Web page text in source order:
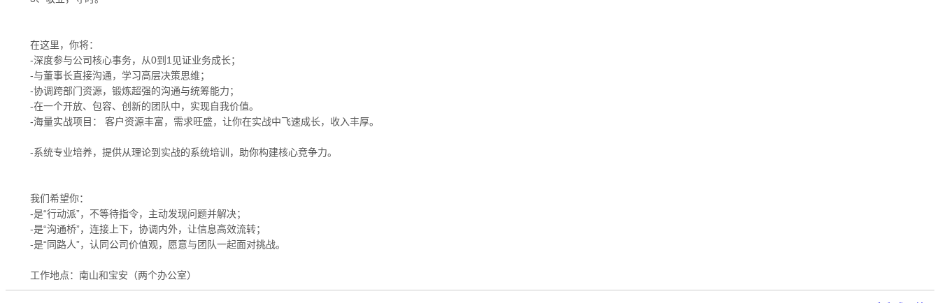
在这里，你将：
-深度参与公司核心事务，从0到1见证业务成长；
-与董事长直接沟通，学习高层决策思维；
-协调跨部门资源，锻炼超强的沟通与统筹能力；
-在一个开放、包容、创新的团队中，实现自我价值。
-海量实战项目： 客户资源丰富，需求旺盛，让你在实战中飞速成长，收入丰厚。
-系统专业培养，提供从理论到实战的系统培训，助你构建核心竞争力。
我们希望你：
-是“行动派”，不等待指令，主动发现问题并解决；
-是“沟通桥”，连接上下，协调内外，让信息高效流转；
-是“同路人”，认同公司价值观，愿意与团队一起面对挑战。
工作地点：南山和宝安（两个办公室）